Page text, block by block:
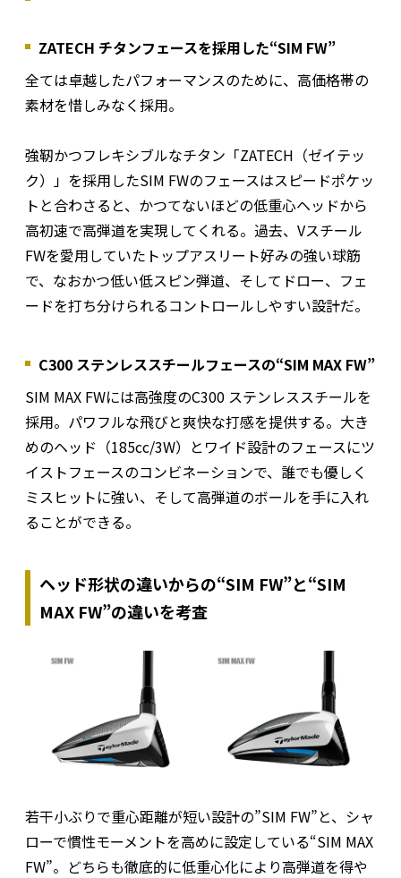
ZATECH チタンフェースを採用した“SIM FW”
全ては卓越したパフォーマンスのために、高価格帯の
素材を惜しみなく採用。
強靭かつフレキシブルなチタン「ZATECH（ゼイテッ
ク）」を採用したSIM FWのフェースはスピードポケッ
トと合わさると、かつてないほどの低重心ヘッドから
高初速で高弾道を実現してくれる。過去、Vスチール
FWを愛用していたトップアスリート好みの強い球筋
で、なおかつ低い低スピン弾道、そしてドロー、フェ
ードを打ち分けられるコントロールしやすい設計だ。
C300 ステンレススチールフェースの“SIM MAX FW”
SIM MAX FWには高強度のC300 ステンレススチールを
採用。パワフルな飛びと爽快な打感を提供する。大き
めのヘッド（185cc/3W）とワイド設計のフェースにツ
イストフェースのコンビネーションで、誰でも優しく
ミスヒットに強い、そして高弾道のボールを手に入れ
ることができる。
ヘッド形状の違いからの“SIM FW”と“SIM
MAX FW”の違いを考査
若干小ぶりで重心距離が短い設計の”SIM FW”と、シャ
ローで慣性モーメントを高めに設定している“SIM MAX
FW”。どちらも徹底的に低重心化により高弾道を得や